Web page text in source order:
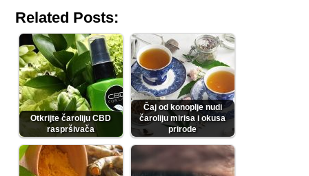
Related Posts:
Otkrijte čaroliju CBD
raspršivača
Čaj od konoplje nudi
čaroliju mirisa i okusa
prirode